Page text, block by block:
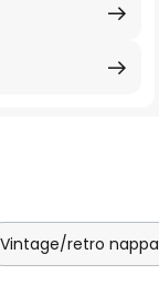
Vintage/retro